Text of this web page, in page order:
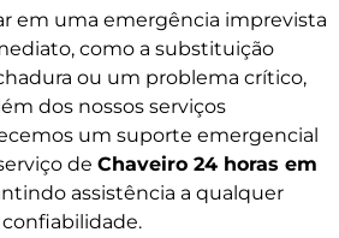
em uma emergência imprevista
como a substituição
ou um problema crítico,
dos nossos serviços
um suporte emergencial
de Chaveiro 24 horas em
assistência a qualquer
confiabilidade.